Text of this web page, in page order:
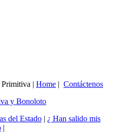
| Home | Contáctenos
y Bonoloto
del Estado | ¿ Han salido mis
|